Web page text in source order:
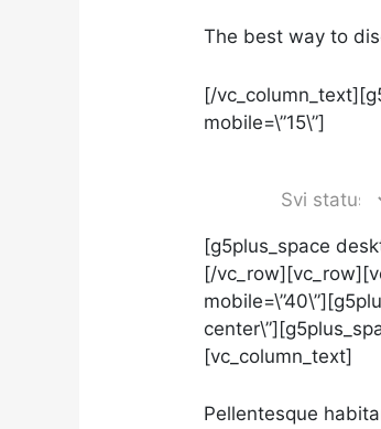
The best way to
[/
mobile=\”15\”]
[g5plus_space
[/
[vc_column_text]
Pellentesque